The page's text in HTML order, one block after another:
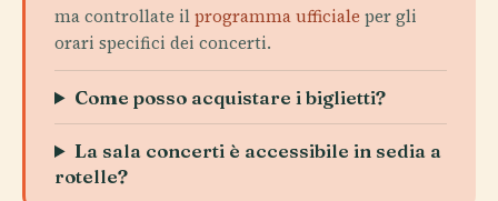
ma controllate ilprogramma ufficiale per gli
orari specifici dei concerti.
Come posso acquistare i biglietti?
La sala concerti è accessibile in sedia a
rotelle?